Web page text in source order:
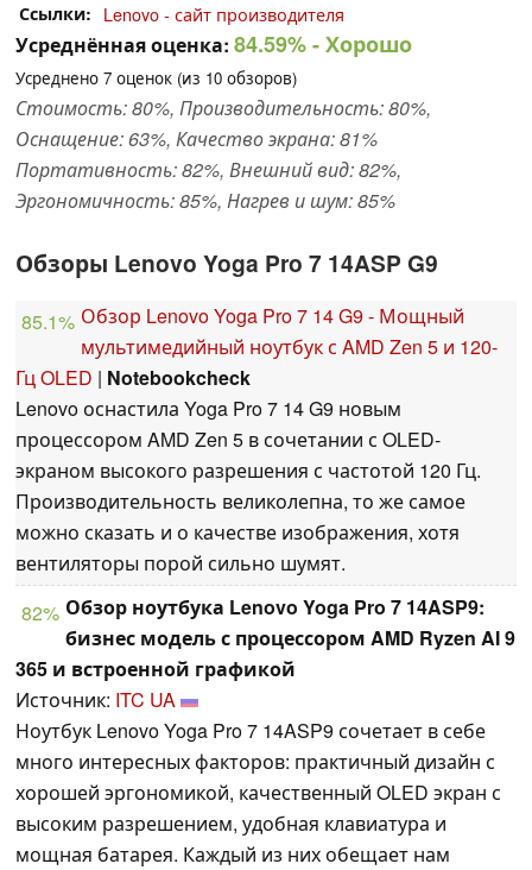
Ссылки Lenovo - сайт производителя
Усреднённая оценка: 84.59%- Хорошо
Усреднено 7 оценок (из 10 обзоров)
Стоимость: 80%, Производительность: 80%,
Оснащение: 63%, Качество экрана: 81%
Портативность: 82%, Внешний вид: 82%,
Эргономичность: 85%, Нагрев и шум: 85%
Обзоры Lenovo Yoga Pro 7 14ASP G9
85.1% Обзор Lenovo Yoga Pro 7 14 G9 - Мощный
мультимедийный ноутбук с AMD Zen 5 и 120-
Гц OLED | Notebookcheck
Lenovo оснастила Yoga Pro 7 14 G9 новым
процессором AMD Zen 5 в сочетании с OLED-
экраном высокого разрешения с частотой 120 Гц.
Производительность великолепна, то же самое
можно сказать и о качестве изображения, хотя
вентиляторы порой сильно шумят.
82% Обзор ноутбука Lenovo Yoga Pro 7 14ASP9:
бизнес модель с процессором AMD Ryzen AI 9
365 и встроенной графикой
Источник: ITC UA
Ноутбук Lenovo Yoga Pro 7 14ASP9 сочетает в себе
много интересных факторов: практичный дизайн с
хорошей эргономикой, качественный OLED экран с
высоким разрешением, удобная клавиатура и
мощная батарея. Каждый из них обещает нам